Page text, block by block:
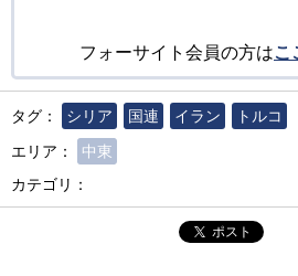
フォーサイト会員の方はこ
タグ： シリア 国連 イラン
トルコ
エリア：
中東
カテゴリ：
ポスト